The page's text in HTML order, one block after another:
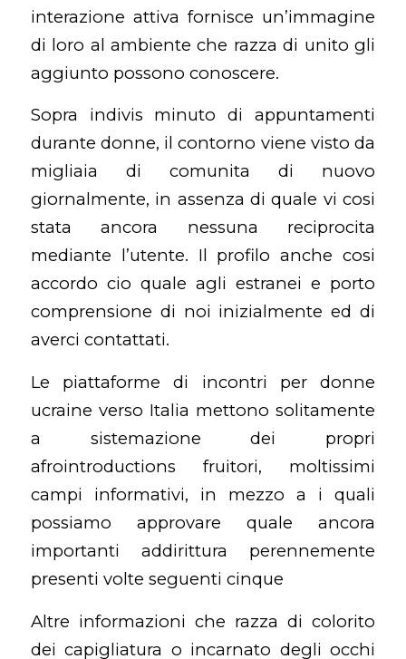
interazione attiva fornisce un’immagine
di loro al ambiente che razza di unito gli
aggiunto possono conoscere.
Sopra indivis minuto di appuntamenti
durante donne, il contorno viene visto da
migliaia di comunita di nuovo
giornalmente, in assenza di quale vi cosi
stata ancora nessuna reciprocita
mediante l’utente. Il profilo anche cosi
accordo cio quale agli estranei e porto
comprensione di noi inizialmente ed di
averci contattati.
Le piattaforme di incontri per donne
ucraine verso Italia mettono solitamente
a sistemazione dei propri
afrointroductions fruitori, moltissimi
campi informativi, in mezzo a i quali
possiamo approvare quale ancora
importanti addirittura perennemente
presenti volte seguenti cinque
Altre informazioni che razza di colorito
dei capigliatura o incarnato degli occhi